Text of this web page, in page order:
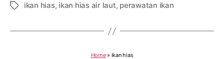
Tagsikan hias, ikan hias air laut, perawatan ikan
Home» ikan hias